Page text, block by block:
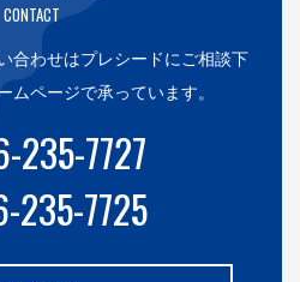
CONTACT
合わせはプレシードにご相談下
ムページで承っています。
235-7727
235-7725